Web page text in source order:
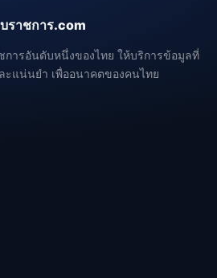
ราชการ.com
การอันดับหนึ่งของไทย ให้บริการข้อมูลที่
ะแน่นยำ เพื่ออนาคตของคนไทย